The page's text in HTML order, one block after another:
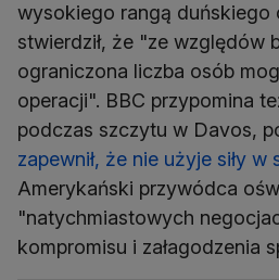
wysokiego rangą duńskiego
stwierdził, że "ze względów
ograniczona liczba osób
operacji". BBC przypomina
podczas szczytu w Davos,
zapewnił, że nie użyje siły
Amerykański przywódca
"natychmiastowych
kompromisu i załagodzenia